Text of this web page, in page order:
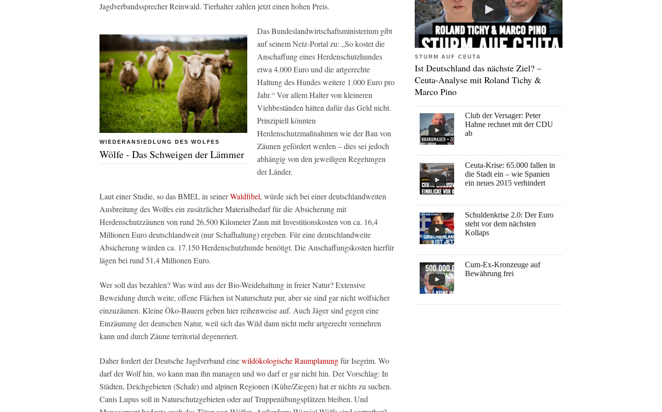
Jagdverbandssprecher Reinwald. Tierhalter zahlen jetzt einen hohen Preis.
WIEDERANSIEDLUNG DES WOLFES
Wölfe - Das Schweigen der Lämmer
Das Bundeslandwirtschaftsministerium gibt
auf seinem Netz-Portal zu: „So kostet die
Anschaffung eines Herdenschutzhundes
etwa 4.000 Euro und die artgerechte
Haltung des Hundes weitere 1.000 Euro pro
Jahr.“ Vor allem Halter von kleineren
Viehbeständen hätten dafür das Geld nicht.
Prinzipiell könnten
Herdenschutzmaßnahmen wie der Bau von
Zäunen gefördert werden – dies sei jedoch
abhängig von den jeweiligen Regelungen
der Länder.
Laut einer Studie, so das BMEL in seinerWaldfibel, würde sich bei einer deutschlandweiten
Ausbreitung des Wolfes ein zusätzlicher Materialbedarf für die Absicherung mit
Herdenschutzzäunen von rund 26.500 Kilometer Zaun mit Investitionskosten von ca. 16,4
Millionen Euro deutschlandweit (nur Schafhaltung) ergeben. Für eine deutschlandweite
Absicherung würden ca. 17.150 Herdenschutzhunde benötigt. Die Anschaffungskosten hierfür
lägen bei rund 51,4 Millionen Euro.
Wer soll das bezahlen? Was wird aus der Bio-Weidehaltung in freier Natur? Extensive
Beweidung durch weite, offene Flächen ist Naturschutz pur, aber sie sind gar nicht wolfsicher
einzuzäunen. Kleine Öko-Bauern geben hier reihenweise auf. Auch Jäger sind gegen eine
Einzäunung der deutschen Natur, weil sich das Wild dann nicht mehr artgerecht vermehren
kann und durch Zäune territorial degeneriert.
Daher fordert der Deutsche Jagdverband einewildökologische Raumplanungfür Isegrim. Wo
darf der Wolf hin, wo kann man ihn managen und wo darf er gar nicht hin. Der Vorschlag: In
Städten, Deichgebieten (Schafe) und alpinen Regionen (Kühe/Ziegen) hat er nichts zu suchen.
Canis Lupus soll in Naturschutzgebieten oder auf Truppenübungsplätzen bleiben. Und
STURM AUF CEUTA
Ist Deutschland das nächste Ziel? –
Ceuta-Analyse mit Roland Tichy &
Marco Pino
Club der Versager: Peter
Hahne rechnet mit der CDU
ab
Ceuta-Krise: 65.000 fallen in
die Stadt ein – wie Spanien
ein neues 2015 verhindert
Schuldenkrise 2.0: Der Euro
steht vor dem nächsten
Kollaps
Cum-Ex-Kronzeuge auf
Bewährung frei